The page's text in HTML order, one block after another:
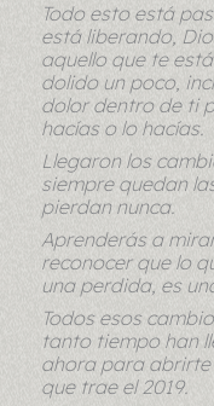
Todo esto está
está liberando,
aquello que te
dolido un poco,
dolor dentro de ti
hacías o lo hacías.
Llegaron los
siempre quedan
pierdan nunca.
Aprenderás a
reconocer que lo
una perdida, es
Todos esos
tanto tiempo han
ahora para
que trae el 2019.